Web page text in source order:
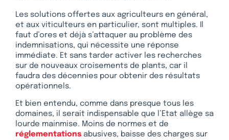
Les solutions offertes aux agriculteurs en général,
et aux viticulteurs en particulier, sont multiples. Il
faut d’ores et déjà s’attaquer au problème des
indemnisations, qui nécessite une réponse
immédiate. Et sans tarder activer les recherches
sur de nouveaux croisements de plants, car il
faudra des décennies pour obtenir des résultats
opérationnels.
Et bien entendu, comme dans presque tous les
domaines, il serait indispensable que l’Etat allège sa
lourde mainmise. Moins de normes et de
réglementations abusives, baisse des charges sur